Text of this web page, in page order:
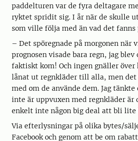
paddelturen var de fyra deltagare
ryktet spridit sig. I år när de skulle
som ville följa med än vad det fanns
– Det spöregnade på morgonen när
prognosen visade bara regn, jag
faktiskt kom! Och ingen gnäller över
lånat ut regnkläder till alla, men det
med om de använde dem. Jag
inte är uppvuxen med regnkläder är
enkelt inte någon big deal att bli lite
Via efterlysningar på olika bytes/
Facebook och genom att be om